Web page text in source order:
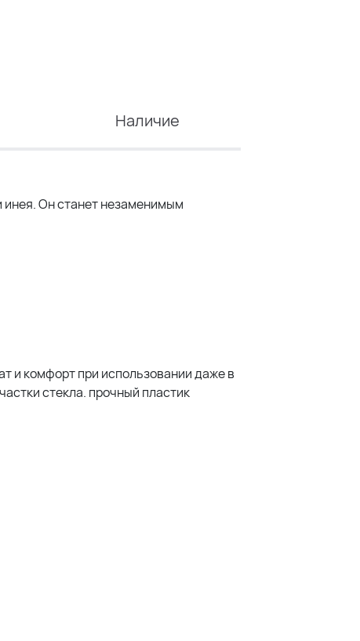
Наличие
инея. Он станет незаменимым
и комфорт при использовании даже в
стекла. прочный пластик